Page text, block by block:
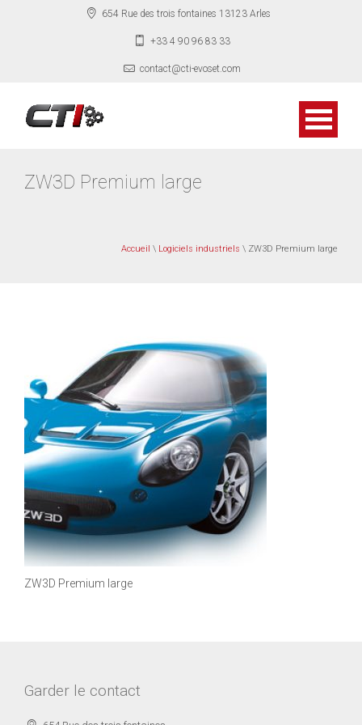
654 Rue des trois fontaines 13123 Arles
+33 4 90 96 83 33
contact@cti-evoset.com
ZW3D Premium large
Accueil \ Logiciels industriels \ ZW3D Premium large
ZW3D Premium large
Garder le contact